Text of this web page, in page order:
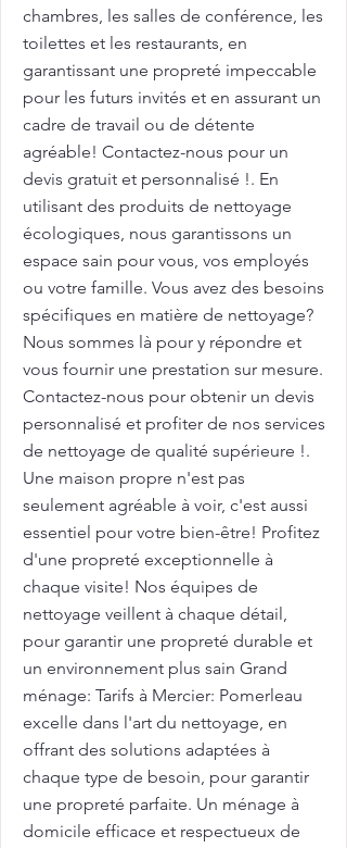
chambres, les salles de conférence, les
toilettes et les restaurants, en
garantissant une propreté impeccable
pour les futurs invités et en assurant un
cadre de travail ou de détente
agréable! Contactez-nous pour un
devis gratuit et personnalisé !. En
utilisant des produits de nettoyage
écologiques, nous garantissons un
espace sain pour vous, vos employés
ou votre famille. Vous avez des besoins
spécifiques en matière de nettoyage?
Nous sommes là pour y répondre et
vous fournir une prestation sur mesure.
Contactez-nous pour obtenir un devis
personnalisé et profiter de nos services
de nettoyage de qualité supérieure !.
Une maison propre n'est pas
seulement agréable à voir, c'est aussi
essentiel pour votre bien-être! Profitez
d'une propreté exceptionnelle à
chaque visite! Nos équipes de
nettoyage veillent à chaque détail,
pour garantir une propreté durable et
un environnement plus sain Grand
ménage: Tarifs à Mercier: Pomerleau
excelle dans l'art du nettoyage, en
offrant des solutions adaptées à
chaque type de besoin, pour garantir
une propreté parfaite. Un ménage à
domicile efficace et respectueux de